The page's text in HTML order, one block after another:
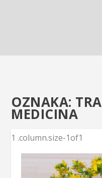
OZNAKA:
MEDICINA